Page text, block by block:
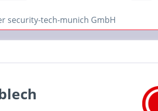
security-tech-munich GmbH